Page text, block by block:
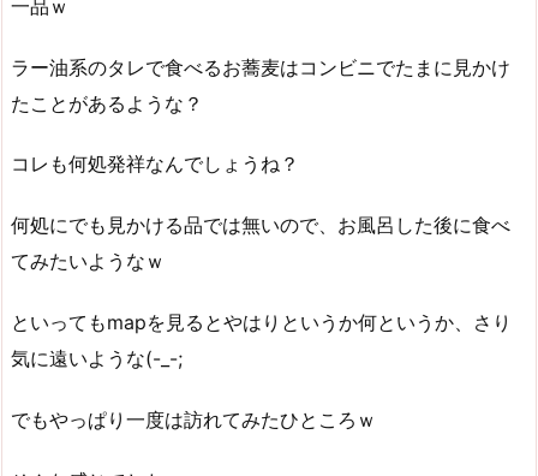
一品ｗ
ラー油系のタレで食べるお蕎麦はコンビニでたまに見かけ
たことがあるような？
コレも何処発祥なんでしょうね？
何処にでも見かける品では無いので、お風呂した後に食べ
てみたいようなｗ
といってもmapを見るとやはりというか何というか、さり
気に遠いような(-_-;
でもやっぱり一度は訪れてみたひところｗ